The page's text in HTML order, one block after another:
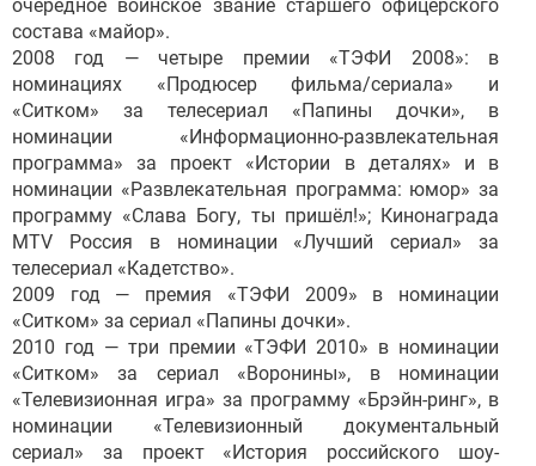
очередное воинское звание старшего офицерского
состава «майор».
2008 год — четыре премии «ТЭФИ 2008»: в
номинациях «Продюсер фильма/сериала» и
«Ситком» за телесериал «Папины дочки», в
номинации «Информационно-развлекательная
программа» за проект «Истории в деталях» и в
номинации «Развлекательная программа: юмор» за
программу «Слава Богу, ты пришёл!»; Кинонаграда
MTV Россия в номинации «Лучший сериал» за
телесериал «Кадетство».
2009 год — премия «ТЭФИ 2009» в номинации
«Ситком» за сериал «Папины дочки».
2010 год — три премии «ТЭФИ 2010» в номинации
«Ситком» за сериал «Воронины», в номинации
«Телевизионная игра» за программу «Брэйн-ринг», в
номинации «Телевизионный документальный
сериал» за проект «История российского шоу-